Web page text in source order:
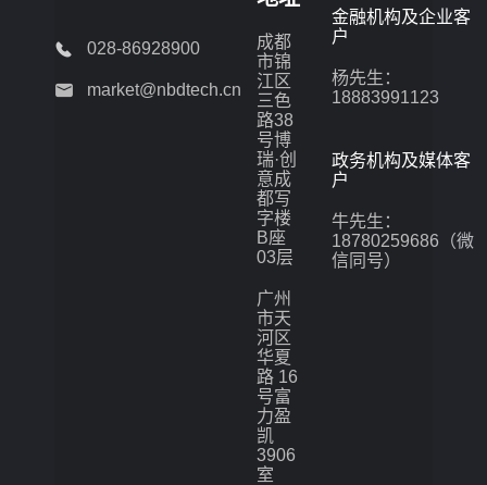
028-86928900
market@nbdtech.cn
成都
市锦
江区
三色
路38
号博
瑞·创
意成
都写
字楼
B座
03层
广州
市天
河区
华夏
路 16
号富
力盈
凯
3906
室
金融机构及企业客
户
杨先生：
18883991123
政务机构及媒体客
户
牛先生：
18780259686（微
信同号）